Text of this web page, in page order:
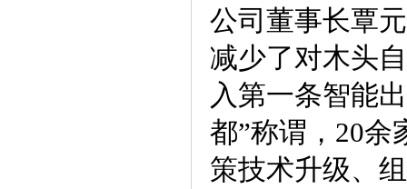
公司董事长覃
减少了对木头
入第一条智能
都”称谓，20余
策技术升级、